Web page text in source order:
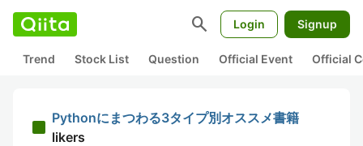
search Login Signup
Trend Stock List Question Official Event Official
Pythonにまつわる3タイプ別オススメ書籍
likers